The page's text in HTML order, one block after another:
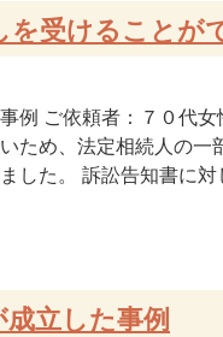
受けることが
例 ご依頼者：７０代
め、法定相続人の一
した。 訴訟告知書に対
立した事例